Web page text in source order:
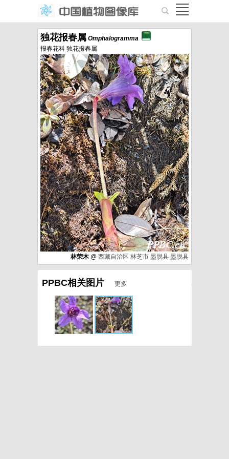
独花报春属 Omphalogramma
报春花科 独花报春属
林荣木 @ 西藏自治区 林芝市 墨脱县 墨脱县
PPBC相关图片 更多